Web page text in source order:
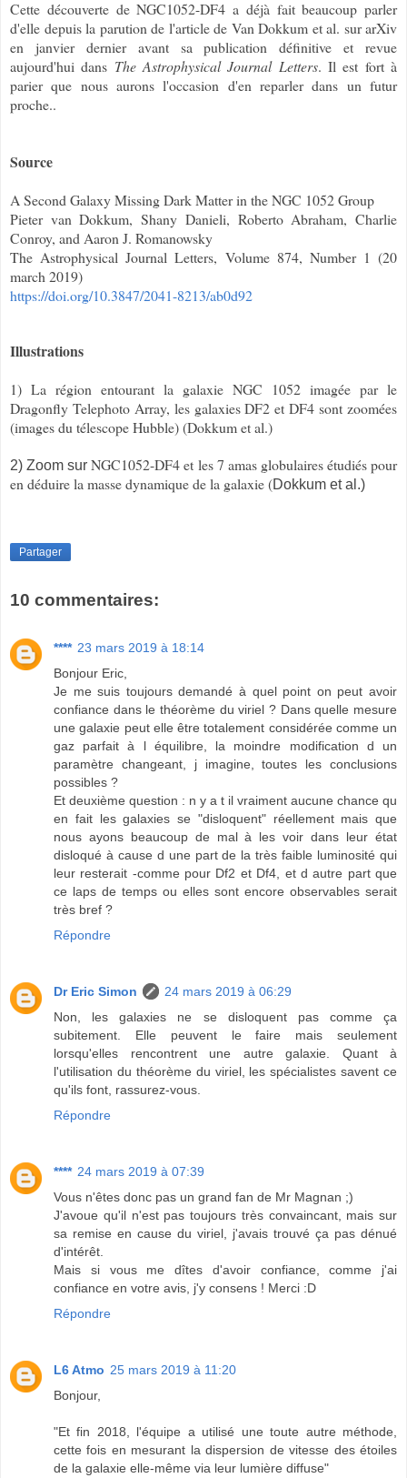
Cette découverte de NGC1052-DF4 a déjà fait beaucoup parler
d'elle depuis la parution de l'article de Van Dokkum et al. sur arXiv
en janvier dernier avant sa publication définitive et revue
aujourd'hui dans The Astrophysical Journal Letters. Il est fort à
parier que nous aurons l'occasion d'en reparler dans un futur
proche..
Source
A Second Galaxy Missing Dark Matter in the NGC 1052 Group
Pieter van Dokkum, Shany Danieli, Roberto Abraham, Charlie
Conroy, and Aaron J. Romanowsky
The Astrophysical Journal Letters, Volume 874, Number 1 (20
march 2019)
https://doi.org/10.3847/2041-8213/ab0d92
Illustrations
1) La région entourant la galaxie NGC 1052 imagée par le
Dragonfly Telephoto Array, les galaxies DF2 et DF4 sont zoomées
(images du télescope Hubble) (Dokkum et al.)
2) Zoom surNGC1052-DF4 et les 7 amas globulaires étudiés pour
en déduire la masse dynamique de la galaxie (Dokkum et al.)
Partager
10 commentaires:
**** 23 mars 2019 à 18:14
Bonjour Eric,
Je me suis toujours demandé à quel point on peut avoir
confiance dans le théorème du viriel ? Dans quelle mesure
une galaxie peut elle être totalement considérée comme un
gaz parfait à l équilibre, la moindre modification d un
paramètre changeant, j imagine, toutes les conclusions
possibles ?
Et deuxième question : n y a t il vraiment aucune chance qu
en fait les galaxies se "disloquent" réellement mais que
nous ayons beaucoup de mal à les voir dans leur état
disloqué à cause d une part de la très faible luminosité qui
leur resterait -comme pour Df2 et Df4, et d autre part que
ce laps de temps ou elles sont encore observables serait
très bref ?
Répondre
Dr Eric Simon
24 mars 2019 à 06:29
Non, les galaxies ne se disloquent pas comme ça
subitement. Elle peuvent le faire mais seulement
lorsqu'elles rencontrent une autre galaxie. Quant à
l'utilisation du théorème du viriel, les spécialistes savent ce
qu'ils font, rassurez-vous.
Répondre
**** 24 mars 2019 à 07:39
Vous n'êtes donc pas un grand fan de Mr Magnan ;)
J'avoue qu'il n'est pas toujours très convaincant, mais sur
sa remise en cause du viriel, j'avais trouvé ça pas dénué
d'intérêt.
Mais si vous me dîtes d'avoir confiance, comme j'ai
confiance en votre avis, j'y consens ! Merci :D
Répondre
L6 Atmo 25 mars 2019 à 11:20
Bonjour,
"Et fin 2018, l'équipe a utilisé une toute autre méthode,
cette fois en mesurant la dispersion de vitesse des étoiles
de la galaxie elle-même via leur lumière diffuse"